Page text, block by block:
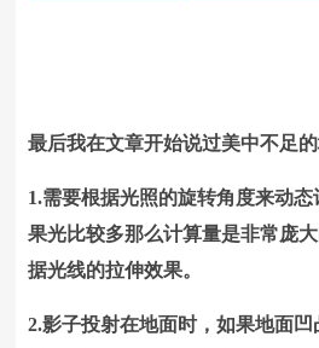
最后我在文章开始说过美中不足
1.需要根据光照的旋转角度来动
果光比较多那么计算量是非常庞
据光线的拉伸效果。
2.影子投射在地面时，如果地面